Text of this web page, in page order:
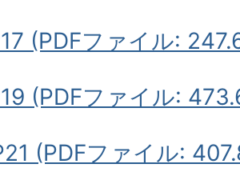
(PDFファイル:
(PDFファイル:
(PDFファイル: